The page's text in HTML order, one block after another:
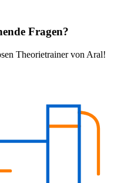
Fragen?
Theorietrainer von Aral!